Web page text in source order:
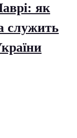
як
служить